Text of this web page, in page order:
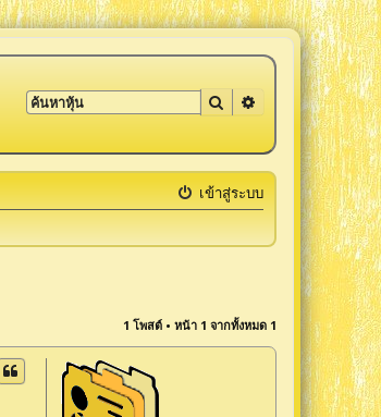
ค้นหา การค้นหาขั้นสูง
เข้าสู่ระบบ
1 โพสต์ • หน้า 1 จากทั้งหมด 1